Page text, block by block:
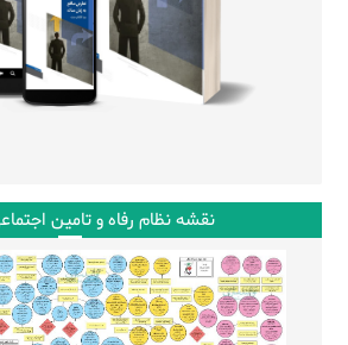
نقشه نظام رفاه و تامین